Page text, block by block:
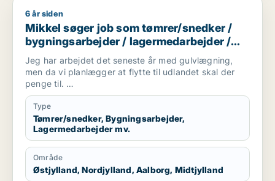
Mikkel søger job som tømrer/snedker / bygningsarbejder
6 år siden
Mikkel søger job som tømrer/snedker /
bygningsarbejder / lagermedarbejder /
fritids medarbejder / ufaglært
Jeg har arbejdet det seneste år med gulvlægning,
men da vi planlægger at flytte til udlandet skal der
penge til.
Derfor søger jeg deltid/fuldtid indtil det hele er på
plads.
Type
Tømrer/snedker, Bygningsarbejder,
Lagermedarbejder mv.
Område
Østjylland, Nordjylland, Aalborg, Midtjylland